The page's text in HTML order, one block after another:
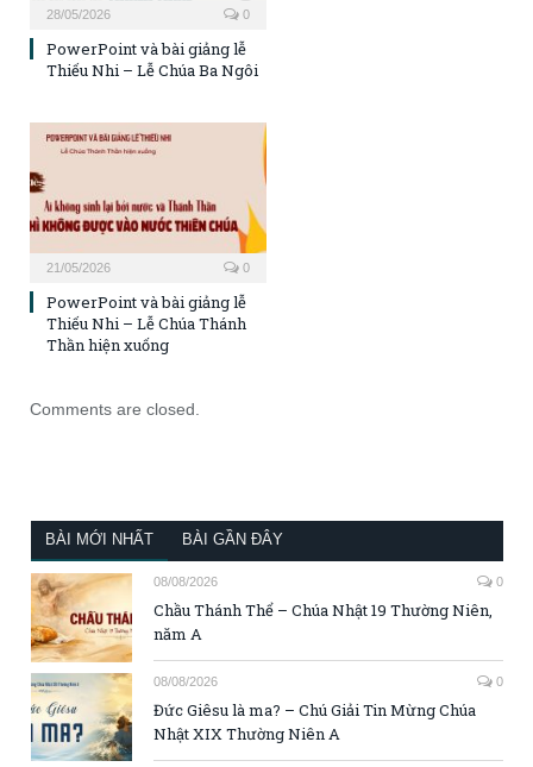
28/05/2026 0
PowerPoint và bài giảng lễ
Thiếu Nhi – Lễ Chúa Ba Ngôi
21/05/2026 0
PowerPoint và bài giảng lễ
Thiếu Nhi – Lễ Chúa Thánh
Thần hiện xuống
Comments are closed.
BÀI MỚI NHẤT BÀI GẦN ĐÂY
08/08/2026 0
Chầu Thánh Thể – Chúa Nhật 19 Thường Niên,
năm A
08/08/2026 0
Đức Giêsu là ma? – Chú Giải Tin Mừng Chúa
Nhật XIX Thường Niên A